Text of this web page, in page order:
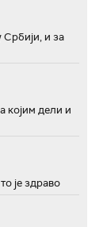
и за
којим дели и
је здраво